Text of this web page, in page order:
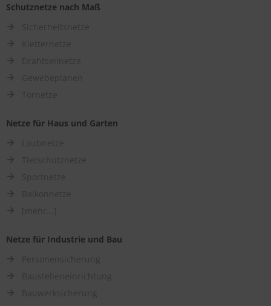
Schutznetze nach Maß
Netze für Haus und Garten
Netze für Industrie und Bau